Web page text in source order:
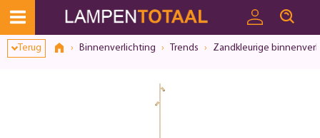
Terug Binnenverlichting Trends Zandkleurige